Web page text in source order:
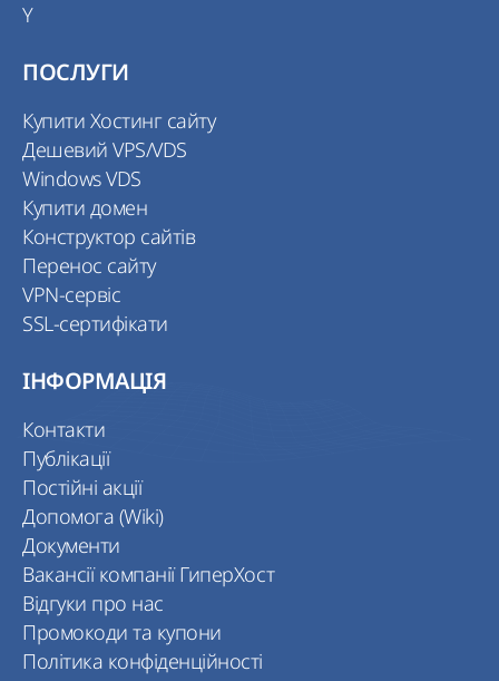
Y
ПОСЛУГИ
Купити Хостинг сайту
Дешевий VPS/VDS
Windows VDS
Купити домен
Конструктор сайтів
Перенос сайту
VPN-сервіс
SSL-сертифікати
ІНФОРМАЦІЯ
Контакти
Публікації
Постійні акції
Допомога (Wiki)
Документи
Вакансії компанії ГиперХост
Відгуки про нас
Промокоди та купони
Політика конфіденційності